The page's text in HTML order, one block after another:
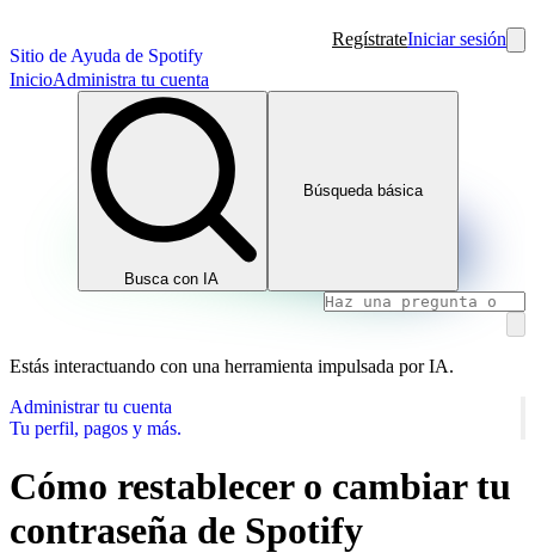
Sitio de Ayuda de Spotify
RegístrateIniciar sesión
InicioAdministra tu cuenta
Busca con IA
Búsqueda básica
Estás interactuando con una herramienta impulsada por IA.
Administrar tu cuenta
Tu perfil, pagos y más.
Cómo restablecer o cambiar tu
contraseña de Spotify